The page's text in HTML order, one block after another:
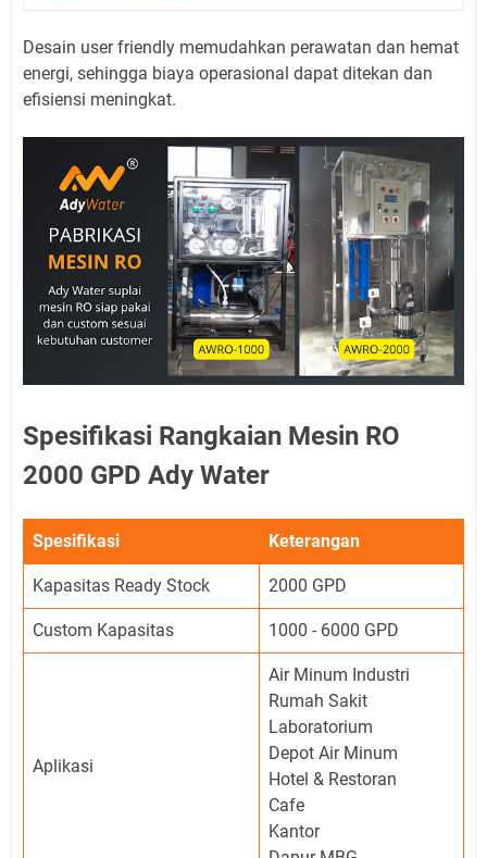
Desain user friendly memudahkan perawatan dan hemat
energi, sehingga biaya operasional dapat ditekan dan
efisiensi meningkat.
Spesifikasi Rangkaian Mesin RO
2000 GPD Ady Water
Spesifikasi Keterangan
Kapasitas Ready Stock 2000 GPD
Custom Kapasitas 1000 - 6000 GPD
Aplikasi
Air Minum Industri
Rumah Sakit
Laboratorium
Depot Air Minum
Hotel & Restoran
Cafe
Kantor